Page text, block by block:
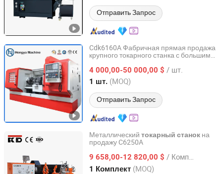
Отправить Запрос
Cdk6160A Фабричная прямая продажа
крупного токарного станка с большим
высокоточныйтокарный станок
поставщик токарных станков, лучший
ценовой вариант
4 000,00-50 000,00 $ / шт.
1 шт. (MOQ)
Отправить Запрос
Shandong Hengya Machine Tool Manufacturing Co., Ltd.
Shandong, China с 2016
Металлический токарный станок на
продажу C6250A
9 658,00-12 820,00 $ / Комплект
1 Комплект (MOQ)
Zhejiang Kaida Machine Tool Co., Ltd.
Zhejiang, China с 2014